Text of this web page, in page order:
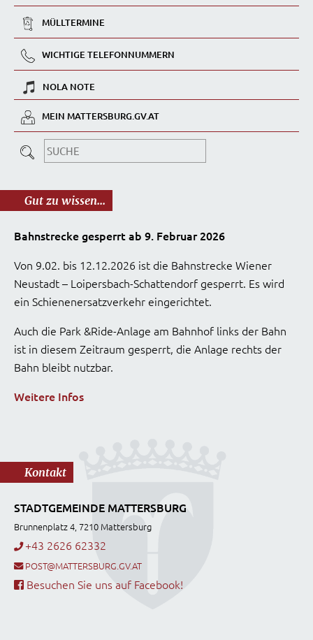
MÜLLTERMINE
WICHTIGE TELEFONNUMMERN
NOLA NOTE
MEIN MATTERSBURG.GV.AT
Gut zu wissen...
Bahnstrecke gesperrt ab 9. Februar 2026
Von 9.02. bis 12.12.2026 ist die Bahnstrecke Wiener
Neustadt – Loipersbach-Schattendorf gesperrt. Es wird
ein Schienenersatzverkehr eingerichtet.
Auch die Park &Ride-Anlage am Bahnhof links der Bahn
ist in diesem Zeitraum gesperrt, die Anlage rechts der
Bahn bleibt nutzbar.
Weitere Infos
Kontakt
STADTGEMEINDE MATTERSBURG
Brunnenplatz 4, 7210 Mattersburg
+43 2626 62332
POST@MATTERSBURG.GV.AT
Besuchen Sie uns auf Facebook!